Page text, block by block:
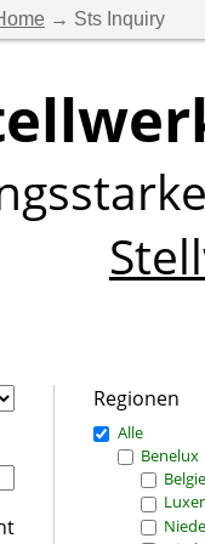
→ Sts Inquiry
Regionen
Alle
Benelux